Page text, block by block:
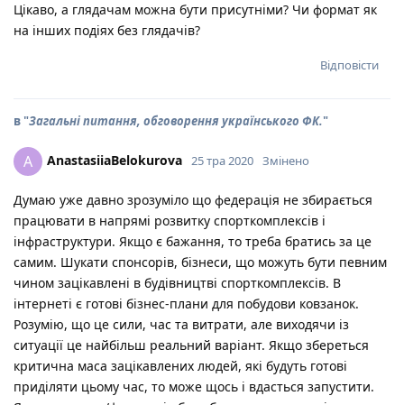
Цікаво, а глядачам можна бути присутніми? Чи формат як
на інших подіях без глядачів?
Відповісти
в "Загальні питання, обговорення українського ФК."
A AnastasiiaBelokurova 25 тра 2020 Змінено
Думаю уже давно зрозуміло що федерація не збирається
працювати в напрямі розвитку спорткомплексів і
інфраструктури. Якщо є бажання, то треба братись за це
самим. Шукати спонсорів, бізнеси, що можуть бути певним
чином зацікавлені в будівництві спорткомплексів. В
інтернеті є готові бізнес-плани для побудови ковзанок.
Розумію, що це сили, час та витрати, але виходячи із
ситуації це найбільш реальний варіант. Якщо збереться
критична маса зацікавлених людей, які будуть готові
приділяти цьому час, то може щось і вдасться запустити.